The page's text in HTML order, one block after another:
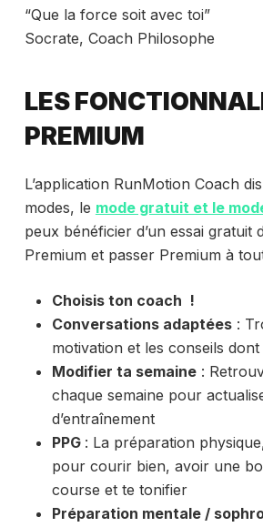
“Que la force soit avec toi”
Socrate, Coach Philosophe
LES
PREMIUM
L’application RunMotion Coach
modes, le mode gratuit et le
peux bénéficier d’un essai gratuit
Premium et passer Premium à
Choisis ton coach !
Conversations adaptées:
motivation et les conseils
Modifier ta semaine:
chaque semaine pour
d’entraînement
PPG : La préparation
pour courir bien, avoir une
course et te tonifier
Préparation mentale /